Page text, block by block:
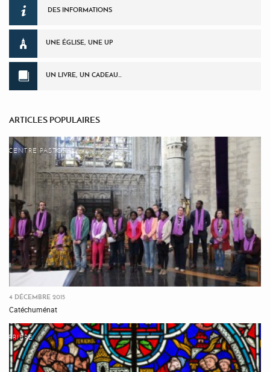
DES INFORMATIONS
UNE ÉGLISE, UNE UP
UN LIVRE, UN CADEAU…
ARTICLES POPULAIRES
CENTRE PASTORAL
4 DÉCEMBRE 2015
Catéchuménat
PRIÈRE